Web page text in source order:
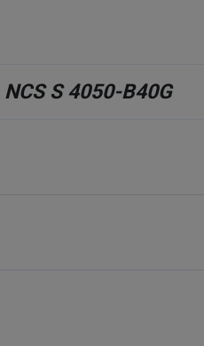
NCS S 4050-B40G